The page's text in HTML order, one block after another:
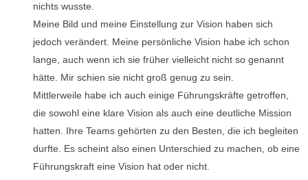
nichts wusste.
Meine Bild und meine Einstellung zur Vision haben sich
jedoch verändert. Meine persönliche Vision habe ich schon
lange, auch wenn ich sie früher vielleicht nicht so genannt
hätte. Mir schien sie nicht groß genug zu sein.
Mittlerweile habe ich auch einige Führungskräfte getroffen,
die sowohl eine klare Vision als auch eine deutliche Mission
hatten. Ihre Teams gehörten zu den Besten, die ich begleiten
durfte. Es scheint also einen Unterschied zu machen, ob eine
Führungskraft eine Vision hat oder nicht.